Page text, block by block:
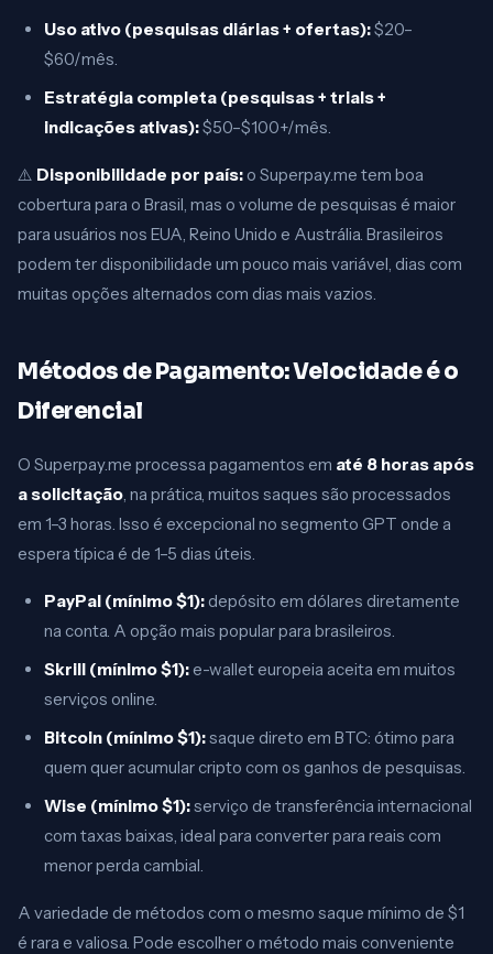
Uso ativo (pesquisas diárias + ofertas):$20–
$60/mês.
Estratégia completa (pesquisas + trials +
indicações ativas):$50–$100+/mês.
⚠️ Disponibilidade por país: o Superpay.me tem boa
cobertura para o Brasil, mas o volume de pesquisas é maior
para usuários nos EUA, Reino Unido e Austrália. Brasileiros
podem ter disponibilidade um pouco mais variável, dias com
muitas opções alternados com dias mais vazios.
Métodos de Pagamento: Velocidade é o
Diferencial
O Superpay.me processa pagamentos em até 8 horas após
a solicitação, na prática, muitos saques são processados
em 1–3 horas. Isso é excepcional no segmento GPT onde a
espera típica é de 1–5 dias úteis.
PayPal (mínimo $1): depósito em dólares diretamente
na conta. A opção mais popular para brasileiros.
Skrill (mínimo $1): e-wallet europeia aceita em muitos
serviços online.
Bitcoin (mínimo $1):saque direto em BTC: ótimo para
quem quer acumular cripto com os ganhos de pesquisas.
Wise (mínimo $1):serviço de transferência internacional
com taxas baixas, ideal para converter para reais com
menor perda cambial.
A variedade de métodos com o mesmo saque mínimo de $1
é rara e valiosa. Pode escolher o método mais conveniente